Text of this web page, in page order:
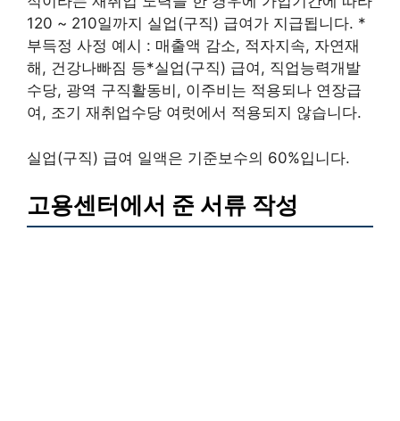
120 ~ 210일까지 실업(구직) 급여가 지급됩니다. *
부득정 사정 예시 : 매출액 감소, 적자지속, 자연재
해, 건강나빠짐 등*실업(구직) 급여, 직업능력개발
수당, 광역 구직활동비, 이주비는 적용되나 연장급
여, 조기 재취업수당 여럿에서 적용되지 않습니다.
실업(구직) 급여 일액은 기준보수의 60%입니다.
고용센터에서 준 서류 작성